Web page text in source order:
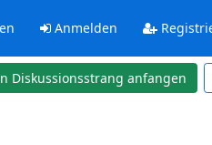
Anmelden
Diskussionsstrang anfangen